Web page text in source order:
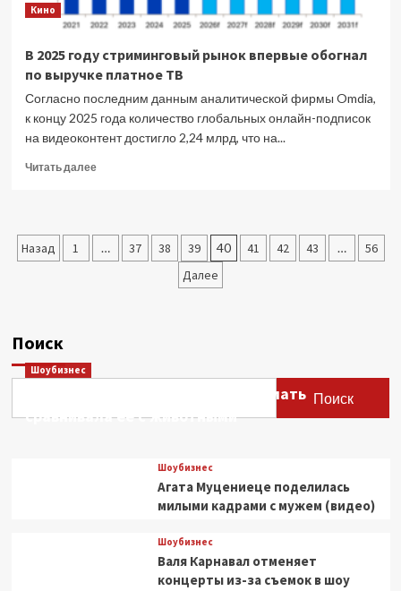
Кино
В 2025 году стриминговый рынок впервые обогнал
по выручке платное ТВ
Согласно последним данным аналитической фирмы Omdia,
к концу 2025 года количество глобальных онлайн-подписок
на видеоконтент достигло 2,24 млрд, что на...
Читать далееПрочитать
2025
году
Пагинация
Назад 1 … 37 38 39 40 41 42 43 …
56
Далее
Поиск
Поиск
Шоубизнес
Этери Тутберидзе заявила, что мать
сравнивала ее с животными
Шоубизнес
Агата Муцениеце поделилась
милыми кадрами с мужем (видео)
Шоубизнес
Валя Карнавал отменяет
концерты из-за съемок в шоу